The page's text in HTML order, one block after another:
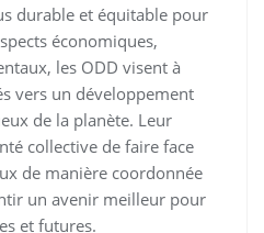
durable et équitable pour
économiques,
les ODD visent à
vers un développement
de la planète. Leur
collective de faire face
de manière coordonnée
un avenir meilleur pour
et futures.